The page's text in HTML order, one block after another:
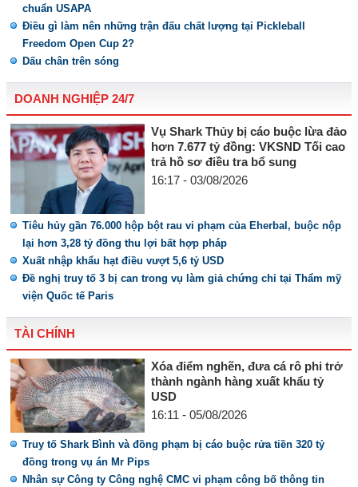
chuẩn USAPA
Điều gì làm nên những trận đấu chất lượng tại Pickleball
Freedom Open Cup 2?
Dấu chân trên sóng
DOANH NGHIỆP 24/7
Vụ Shark Thủy bị cáo buộc lừa đảo
hơn 7.677 tỷ đồng: VKSND Tối cao
trả hồ sơ điều tra bổ sung
16:17 - 03/08/2026
Tiêu hủy gần 76.000 hộp bột rau vi phạm của Eherbal, buộc nộp
lại hơn 3,28 tỷ đồng thu lợi bất hợp pháp
Xuất nhập khẩu hạt điều vượt 5,6 tỷ USD
Đề nghị truy tố 3 bị can trong vụ làm giả chứng chỉ tại Thẩm mỹ
viện Quốc tế Paris
TÀI CHÍNH
Xóa điểm nghẽn, đưa cá rô phi trở
thành ngành hàng xuất khẩu tỷ
USD
16:11 - 05/08/2026
Truy tố Shark Bình và đồng phạm bị cáo buộc rửa tiền 320 tỷ
đồng trong vụ án Mr Pips
Nhân sự Công ty Công nghệ CMC vi phạm công bố thông tin